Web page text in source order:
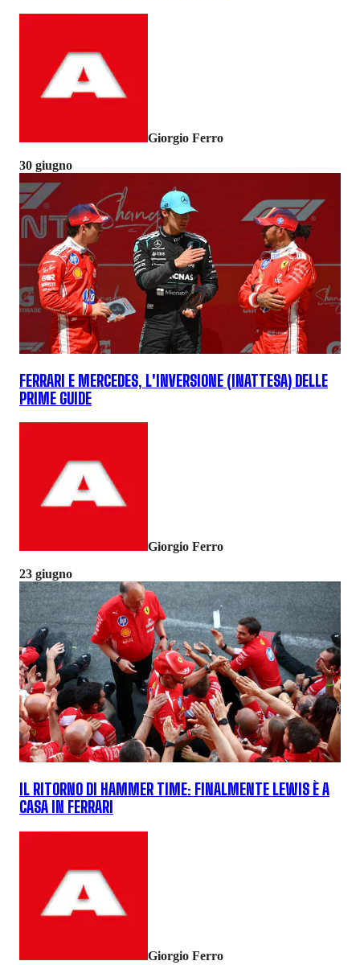
Giorgio Ferro
30 giugno
FERRARI E MERCEDES, L'INVERSIONE (INATTESA) DELLE
PRIME GUIDE
Giorgio Ferro
23 giugno
IL RITORNO DI HAMMER TIME: FINALMENTE LEWIS È A
CASA IN FERRARI
Giorgio Ferro